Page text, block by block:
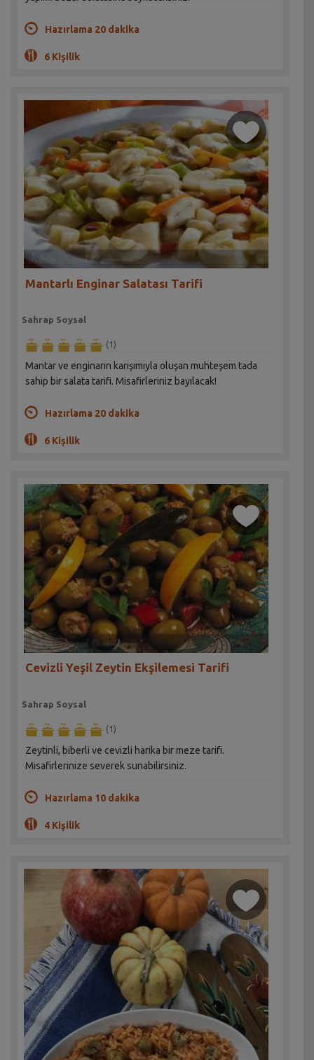
Hazırlama 20 dakika
6 Kişilik
Mantarlı Enginar Salatası Tarifi
Sahrap Soysal
(1)
Mantar ve enginarın karışımıyla oluşan muhteşem tada
sahip bir salata tarifi. Misafirleriniz bayılacak!
Hazırlama 20 dakika
6 Kişilik
Cevizli Yeşil Zeytin Ekşilemesi Tarifi
Sahrap Soysal
(1)
Zeytinli, biberli ve cevizli harika bir meze tarifi.
Misafirlerinize severek sunabilirsiniz.
Hazırlama 10 dakika
4 Kişilik